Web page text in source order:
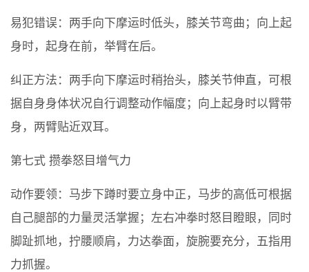
易犯错误：两手向下摩运时低头，膝关节弯曲；向上起
身时，起身在前，举臂在后。
纠正方法：两手向下摩运时稍抬头，膝关节伸直，可根
据自身身体状况自行调整动作幅度；向上起身时以臂带
身，两臂贴近双耳。
第七式 攒拳怒目增气力
动作要领：马步下蹲时要立身中正，马步的高低可根据
自己腿部的力量灵活掌握；左右冲拳时怒目瞪眼，同时
脚趾抓地，拧腰顺肩，力达拳面，旋腕要充分，五指用
力抓握。